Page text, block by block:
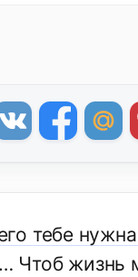
тебе
Чтоб жизнь